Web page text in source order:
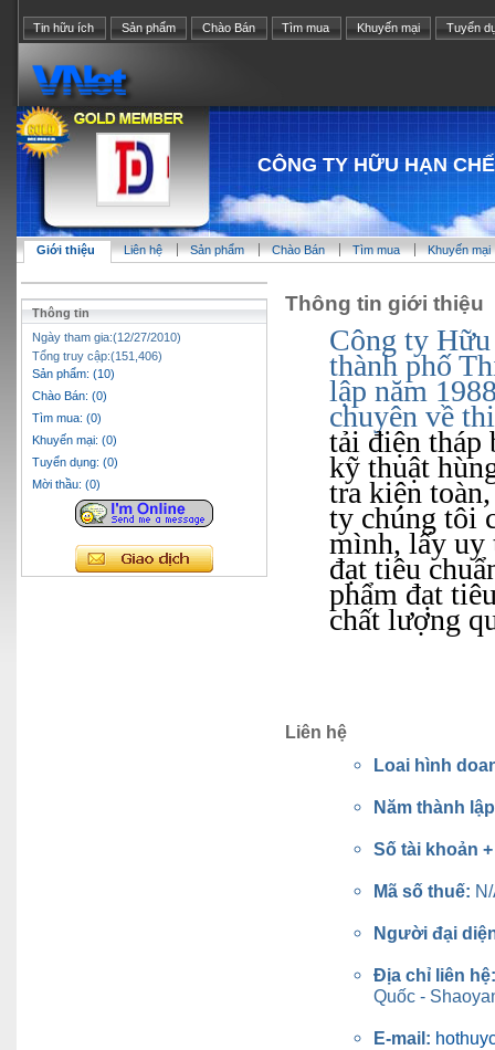
Tin hữu ích Sản phẩm Chào Bán Tìm mua Khuyến mại Tuyển
CÔNG TY HỮU HẠN
Giới thiệu Liên hệ Sản phẩm Chào Bán Tìm mua Khuyến mại
Thông tin
Ngày tham gia:(12/27/2010)
Tổng truy cập:(151,406)
Sản phẩm: (10)
Chào Bán: (0)
Tìm mua: (0)
Khuyến mại: (0)
Tuyển dụng: (0)
Mời thầu: (0)
Thông tin giới thiệu
Công ty
thành phố
lập năm
chuyên về
tải điện tháp
kỹ thuật
tra kiện
ty chúng tôi
mình, lấy uy
đạt tiêu
phẩm đạt
chất lượng
Liên hệ
Loai hình
Năm thành
Số tài khoản
Mã số thuế:
Người đại
Địa chỉ liên
Quốc -
E-mail: